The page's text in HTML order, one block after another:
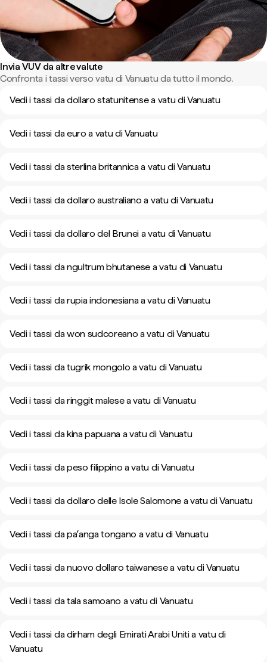
Invia VUV da altre valute
Confronta i tassi verso vatu di Vanuatu da tutto il mondo.
Vedi i tassi da dollaro statunitense a vatu di Vanuatu
Vedi i tassi da euro a vatu di Vanuatu
Vedi i tassi da sterlina britannica a vatu di Vanuatu
Vedi i tassi da dollaro australiano a vatu di Vanuatu
Vedi i tassi da dollaro del Brunei a vatu di Vanuatu
Vedi i tassi da ngultrum bhutanese a vatu di Vanuatu
Vedi i tassi da rupia indonesiana a vatu di Vanuatu
Vedi i tassi da won sudcoreano a vatu di Vanuatu
Vedi i tassi da tugrik mongolo a vatu di Vanuatu
Vedi i tassi da ringgit malese a vatu di Vanuatu
Vedi i tassi da kina papuana a vatu di Vanuatu
Vedi i tassi da peso filippino a vatu di Vanuatu
Vedi i tassi da dollaro delle Isole Salomone a vatu di Vanuatu
Vedi i tassi da paʻanga tongano a vatu di Vanuatu
Vedi i tassi da nuovo dollaro taiwanese a vatu di Vanuatu
Vedi i tassi da tala samoano a vatu di Vanuatu
Vedi i tassi da dirham degli Emirati Arabi Uniti a vatu di
Vanuatu